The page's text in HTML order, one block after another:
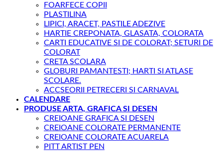
FOARFECE COPII
PLASTILINA
LIPICI, ARACET, PASTILE ADEZIVE
HARTIE CREPONATA, GLASATA, COLORATA
CARTI EDUCATIVE SI DE COLORAT; SETURI DE
COLORAT
CRETA SCOLARA
GLOBURI PAMANTESTI; HARTI SI ATLASE
SCOLARE.
ACCSEORII PETRECERI SI CARNAVAL
CALENDARE
PRODUSE ARTA, GRAFICA SI DESEN
CREIOANE GRAFICA SI DESEN
CREIOANE COLORATE PERMANENTE
CREIOANE COLORATE ACUARELA
PITT ARTIST PEN